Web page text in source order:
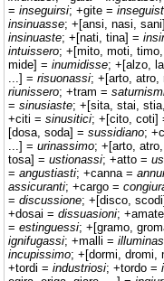
= inseguirsi; +gite =
insinuasse; +[ansi, nasi,
insinuaste; +[nati, tina] =
intuissero; +[mito, moti,
mide] = inumidisse; +[alzo,
...] = risuonassi; +[arto, atro,
riunissero; +tram =
= sinusiaste; +[sita, stai,
+citi = sinusitici; +[cito, coti]
[dosa, soda] = sussidiano;
...] = urinassimo; +[arto,
tosa] = ustionassi; +atto =
= angustiasti; +canna =
assicuranti; +cargo =
= discussione; +[disco,
+dosai = dissuasioni;
= estinguessi; +[gramo,
ignifugassi; +malli =
incupissimo; +[dormi, dromi,
+tordi = industriosi; +tordo =